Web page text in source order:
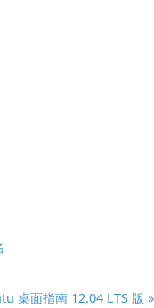
桌面指南 12.04 LTS 版 »